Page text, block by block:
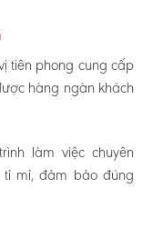
tiên phong cung cấp
hàng ngàn khách
làm việc chuyên
tỉ mỉ, đảm bảo đúng